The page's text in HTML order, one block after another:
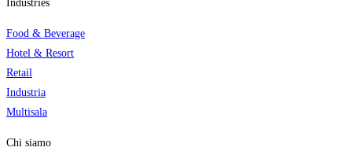
Industries
Food & Beverage
Hotel & Resort
Retail
Industria
Multisala
Chi siamo